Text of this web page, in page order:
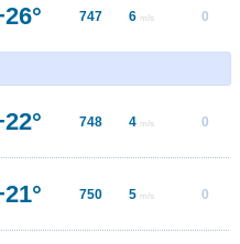
747 6 m/s 0
748 4 m/s 0
750 5 m/s 0